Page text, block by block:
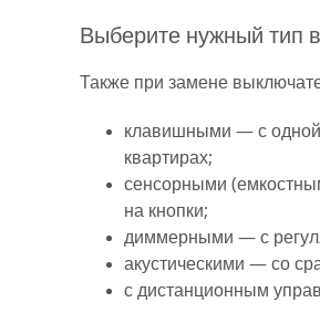
Выберите нужный тип
Также при замене
клавишными — с
квартирах;
сенсорными
на кнопки;
диммерными — с
акустическими — со
с дистанционным